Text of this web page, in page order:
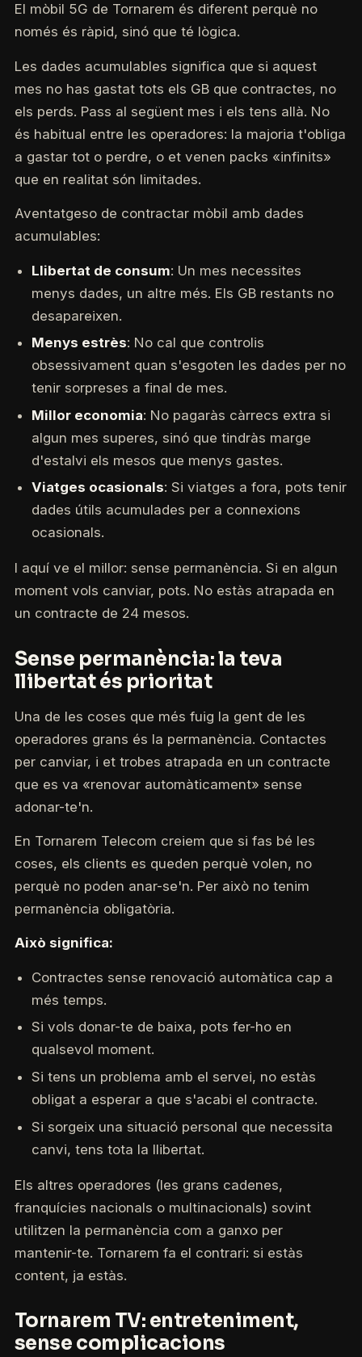
El mòbil 5G de Tornarem és diferent perquè no
només és ràpid, sinó que té lògica.
Les dades acumulables significa que si aquest
mes no has gastat tots els GB que contractes, no
els perds. Pass al següent mes i els tens allà. No
és habitual entre les operadores: la majoria t'obliga
a gastar tot o perdre, o et venen packs «infinits»
que en realitat són limitades.
Aventatgeso de contractar mòbil amb dades
acumulables:
Llibertat de consum: Un mes necessites
menys dades, un altre més. Els GB restants no
desapareixen.
Menys estrès: No cal que controlis
obsessivament quan s'esgoten les dades per no
tenir sorpreses a final de mes.
Millor economia: No pagaràs càrrecs extra si
algun mes superes, sinó que tindràs marge
d'estalvi els mesos que menys gastes.
Viatges ocasionals: Si viatges a fora, pots tenir
dades útils acumulades per a connexions
ocasionals.
I aquí ve el millor: sense permanència. Si en algun
moment vols canviar, pots. No estàs atrapada en
un contracte de 24 mesos.
Sense permanència: la teva
llibertat és prioritat
Una de les coses que més fuig la gent de les
operadores grans és la permanència. Contactes
per canviar, i et trobes atrapada en un contracte
que es va «renovar automàticament» sense
adonar-te'n.
En Tornarem Telecom creiem que si fas bé les
coses, els clients es queden perquè volen, no
perquè no poden anar-se'n. Per això no tenim
permanència obligatòria.
Això significa:
Contractes sense renovació automàtica cap a
més temps.
Si vols donar-te de baixa, pots fer-ho en
qualsevol moment.
Si tens un problema amb el servei, no estàs
obligat a esperar a que s'acabi el contracte.
Si sorgeix una situació personal que necessita
canvi, tens tota la llibertat.
Els altres operadores (les grans cadenes,
franquícies nacionals o multinacionals) sovint
utilitzen la permanència com a ganxo per
mantenir-te. Tornarem fa el contrari: si estàs
content, ja estàs.
Tornarem TV: entreteniment,
sense complicacions